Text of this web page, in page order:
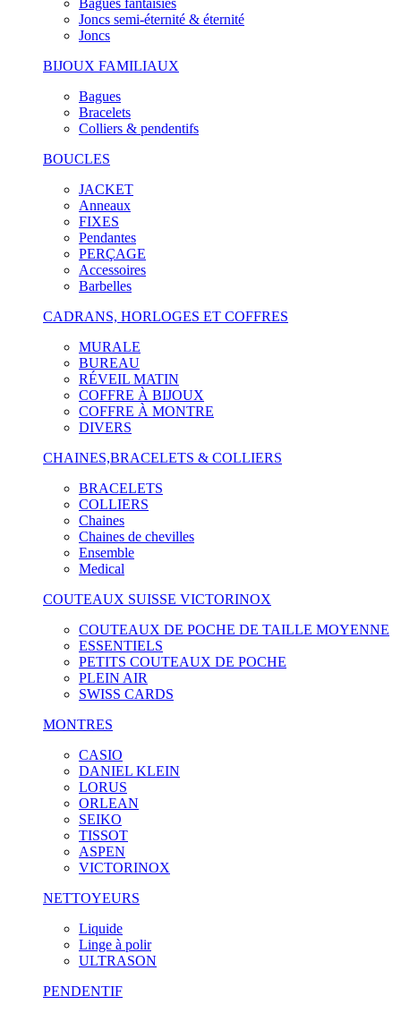
Bagues fantaisies
Joncs semi-éternité & éternité
Joncs
BIJOUX FAMILIAUX
Bagues
Bracelets
Colliers & pendentifs
BOUCLES
JACKET
Anneaux
FIXES
Pendantes
PERÇAGE
Accessoires
Barbelles
CADRANS, HORLOGES ET COFFRES
MURALE
BUREAU
RÉVEIL MATIN
COFFRE À BIJOUX
COFFRE À MONTRE
DIVERS
CHAINES,BRACELETS & COLLIERS
BRACELETS
COLLIERS
Chaines
Chaines de chevilles
Ensemble
Medical
COUTEAUX SUISSE VICTORINOX
COUTEAUX DE POCHE DE TAILLE MOYENNE
ESSENTIELS
PETITS COUTEAUX DE POCHE
PLEIN AIR
SWISS CARDS
MONTRES
CASIO
DANIEL KLEIN
LORUS
ORLEAN
SEIKO
TISSOT
ASPEN
VICTORINOX
NETTOYEURS
Liquide
Linge à polir
ULTRASON
PENDENTIF